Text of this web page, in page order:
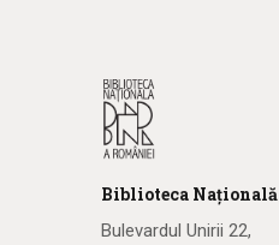
Biblioteca Națională
Bulevardul Unirii 22,